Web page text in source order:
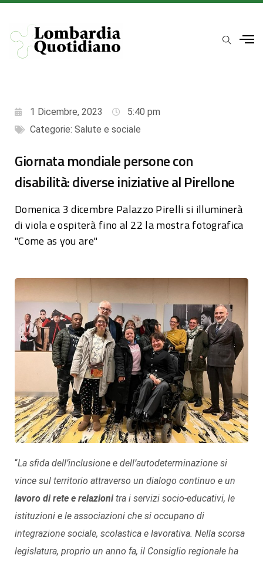
1 Dicembre, 2023
5:40 pm
Categorie: Salute e sociale
Giornata mondiale persone con
disabilità: diverse iniziative al Pirellone
Domenica 3 dicembre Palazzo Pirelli si illuminerà
di viola e ospiterà fino al 22 la mostra fotografica
"Come as you are"
“La sfida dell’inclusione e dell’autodeterminazione si
vince sul territorio attraverso un dialogo continuo e un
lavoro di rete e relazionitra i servizi socio-educativi, le
istituzioni e le associazioni che si occupano di
integrazione sociale, scolastica e lavorativa. Nella scorsa
legislatura, proprio un anno fa, il Consiglio regionale ha